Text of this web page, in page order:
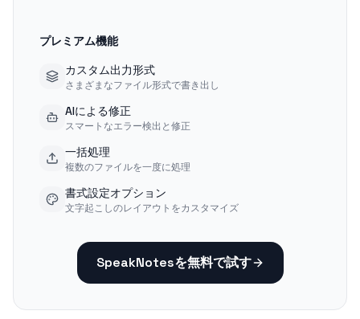
プレミアム機能
カスタム出力形式
さまざまなファイル形式で書き出し
AIによる修正
スマートなエラー検出と修正
一括処理
複数のファイルを一度に処理
書式設定オプション
文字起こしのレイアウトをカスタマイズ
SpeakNotesを無料で試す